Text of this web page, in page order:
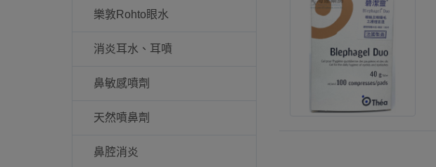
樂敦Rohto眼水
消炎耳水、耳噴
鼻敏感噴劑
天然噴鼻劑
鼻腔消炎